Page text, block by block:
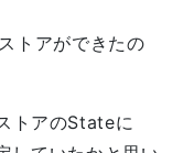
トアができたの
トアのStateに